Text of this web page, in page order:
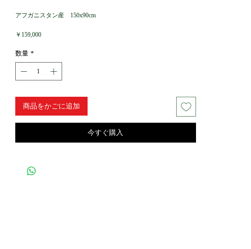
アフガニスタン産 150x90cm
￥159,000価
数量 *
商品をかごに追加
今すぐ購入